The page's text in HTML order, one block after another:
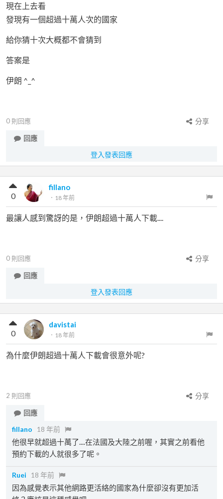
現在上去看
發現有一個超過十萬人次的國家
給你猜十次大概都不會猜到
答案是
伊朗 ^_^
0 則回應
分享
回應
登入發表回應
fillano
． 18 年前
0
最讓人感到驚訝的是，伊朗超過十萬人下載....
0 則回應
分享
回應
登入發表回應
davistai
． 18 年前
0
為什麼伊朗超過十萬人下載會很意外呢?
2 則回應
分享
回應
fillano
18 年前
他很早就超過十萬了....在法國及大陸之前喔，其實之前看他
預約下載的人就很多了呢。
Ruei 18 年前
因為感覺表示其他網路更活絡的國家為什麼卻沒有更加活